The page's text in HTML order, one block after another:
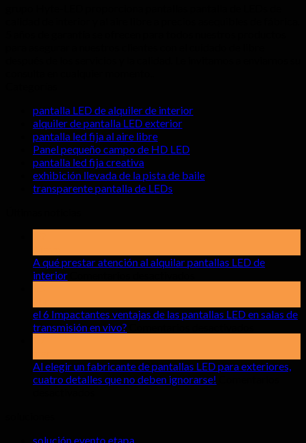
pantalla LED de alquiler de interior
alquiler de pantalla LED exterior
pantalla led fija al aire libre
Panel pequeño campo de HD LED
pantalla led fija creativa
exhibición llevada de la pista de baile
transparente pantalla de LEDs
A qué prestar atención al alquilar pantallas LED de
interior
prestar
pantallas
LED
el 6 Impactantes ventajas de las pantallas LED en salas de
transmisión en vivo?
Al elegir un fabricante de pantallas LED para exteriores,
cuatro detalles que no deben ignorarse!
solución evento etapa